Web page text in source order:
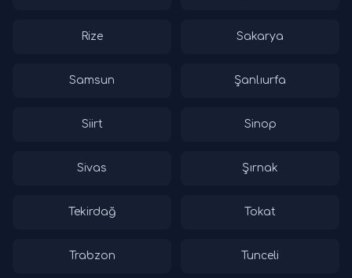
Rize Sakarya
Samsun Şanlıurfa
Siirt Sinop
Sivas Şırnak
Tekirdağ Tokat
Trabzon Tunceli